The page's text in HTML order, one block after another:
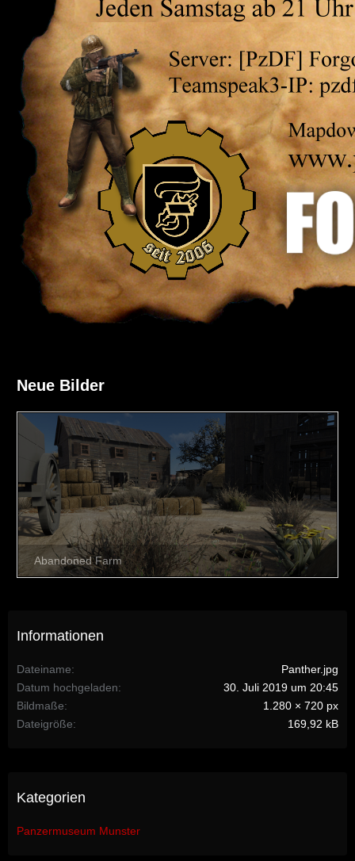
Neue Bilder
Informationen
Dateiname
Panther.jpg
Datum hochgeladen
30. Juli 2019 um 20:45
Bildmaße
1.280 × 720 px
Dateigröße
169,92 kB
Kategorien
Panzermuseum Munster